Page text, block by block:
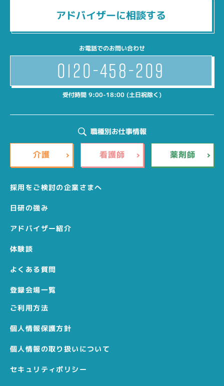
アドバイザーに相談する
お電話でのお問い合わせ
0120-458-209
受付時間 9:00-18:00 (土日祝除く)
職種別お仕事情報
介護 看護師 薬剤師
採用をご検討の企業さまへ
日研の強み
アドバイザー紹介
体験談
よくある質問
登録会場一覧
ご利用方法
個人情報保護方針
個人情報の取り扱いについて
セキュリティポリシー